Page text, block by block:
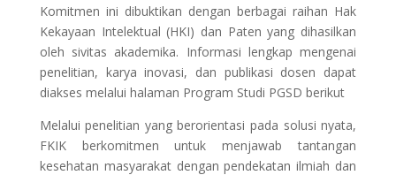
Komitmen ini dibuktikan dengan berbagai raihan Hak
Kekayaan Intelektual (HKI) dan Paten yang dihasilkan
oleh sivitas akademika. Informasi lengkap mengenai
penelitian, karya inovasi, dan publikasi dosen dapat
diakses melalui halaman Program Studi PGSD berikut
Melalui penelitian yang berorientasi pada solusi nyata,
FKIK berkomitmen untuk menjawab tantangan
kesehatan masyarakat dengan pendekatan ilmiah dan